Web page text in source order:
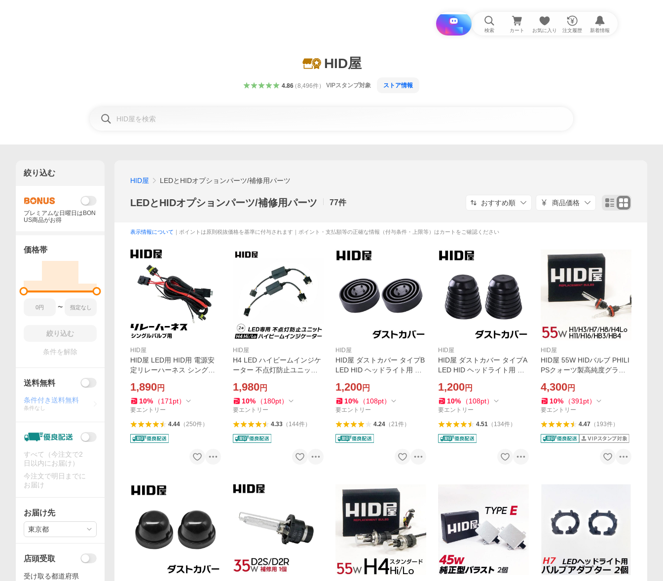
i と探す 検索 カート お気に入り 注文履歴 新着情報
HID屋
4.86（8,496件） VIPスタンプ対象 ストア情報
HID屋 LEDとHIDオプションパーツ/補修用パーツ
LEDとHIDオプションパーツ/補修用パーツ 77件 おすすめ順 商品価格
表示情報について ｜ポイントは原則税抜価格を基準に付与されます｜ポイント・支払額等の正確な情報（付与条件・上限等）はカートをご確認ください
HID屋
HID屋 LED用 HID用 電源安
定リレーハーネス シングル
H9 H11 H16 HB3 HB4 D2C
電圧不足の解消にお勧め
1,890円
10% （171 pt）
要エントリー
4.44（250件）
HID屋
H4 LED ハイビームインジケ
ーター 不点灯防止ユニット
1,980円
10% （180pt）
要エントリー
4.33（ 144件）
HID屋
HID屋 ダストカバー タイプB
LED HID ヘッドライト用 フ
水防塵カバー 車用 2個セット
1,200円
10% （108pt）
要エントリー
4.24（21件）
HID屋
HID屋 ダストカバー タイプA
LED HID ヘッドライト用 フ
水防塵カバー 車用 2個セット
1,200円
10% （108pt）
要エントリー
4.51（ 134件）
HID屋
HID屋 55W HIDバルブ PHILI
PSクォーツ製高純度グラス
H7/H8/H10/H11/H16/HB3/HB
4 ヘッドライト HID(キセノ
ン)
4,300円
10% （391 pt）
要エントリー
4.47（ 193件）
絞り込む
プレミアムな日曜日はBON
US商品がお得
価格帯
〜
絞り込む
条件を解除
送料無料
条件付き送料無料
条件なし
すべて（今注文で2
日以内にお届け）
今注文で明日までに
お届け
お届け先
東京都
店頭受取
受け取る都道府県